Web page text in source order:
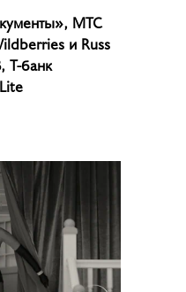
МТС
и Russ
Т-банк